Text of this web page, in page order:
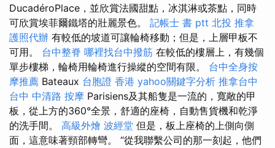
DucadéroPlace，並欣賞法國甜點，冰淇淋或茶點，同時
可欣賞埃菲爾鐵塔的壯麗景色。 記帳士 書 ptt 北投 推拿
護照代辦 有較低的坡道可讓輪椅移動；但是，上層甲板不
可用。 台中整脊 哪裡找台中撥筋 在較低的樓層上，有幾個
單步樓梯，輪椅用輪椅進行操縱的空間有限。 台中全身按
摩推薦 Bateaux 台胞證 香港 yahoo關鍵字分析 推拿台中
台中 中清路 按摩 Parisiens及其船隻是一流的，寬敞的甲
板，從上方的360°全景，舒適的座椅，自動售貨機和乾淨
的洗手間。 高級外燴 波經堂 但是，板上座椅的上側向側
面，這意味著頸部轉彎。 “從我聯繫公司的那一刻起，他們